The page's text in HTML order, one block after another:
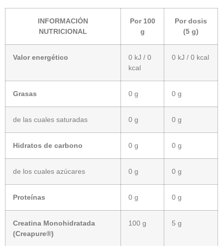
INFORMACIÓN
NUTRICIONAL
Por 100
g
Por dosis
(5 g)
Valor energético
0 kJ / 0
kcal
0 kJ / 0 kcal
Grasas 0 g 0 g
de las cuales saturadas 0 g 0 g
Hidratos de carbono 0 g 0 g
de los cuales azúcares 0 g 0 g
Proteínas 0 g 0 g
Creatina Monohidratada
(Creapure®)
100 g 5 g